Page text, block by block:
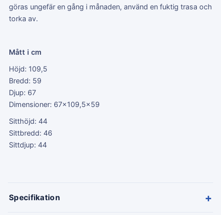
göras ungefär en gång i månaden, använd en fuktig trasa och
torka av.
Mått i cm
Höjd: 109,5
Bredd: 59
Djup: 67
Dimensioner: 67x109,5x59
Sitthöjd: 44
Sittbredd: 46
Sittdjup: 44
Specifikation +